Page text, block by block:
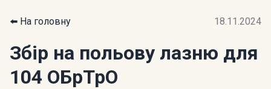
⬅️ На головну 18.11.2024
Збір на польову лазню для
104 ОБрТрО